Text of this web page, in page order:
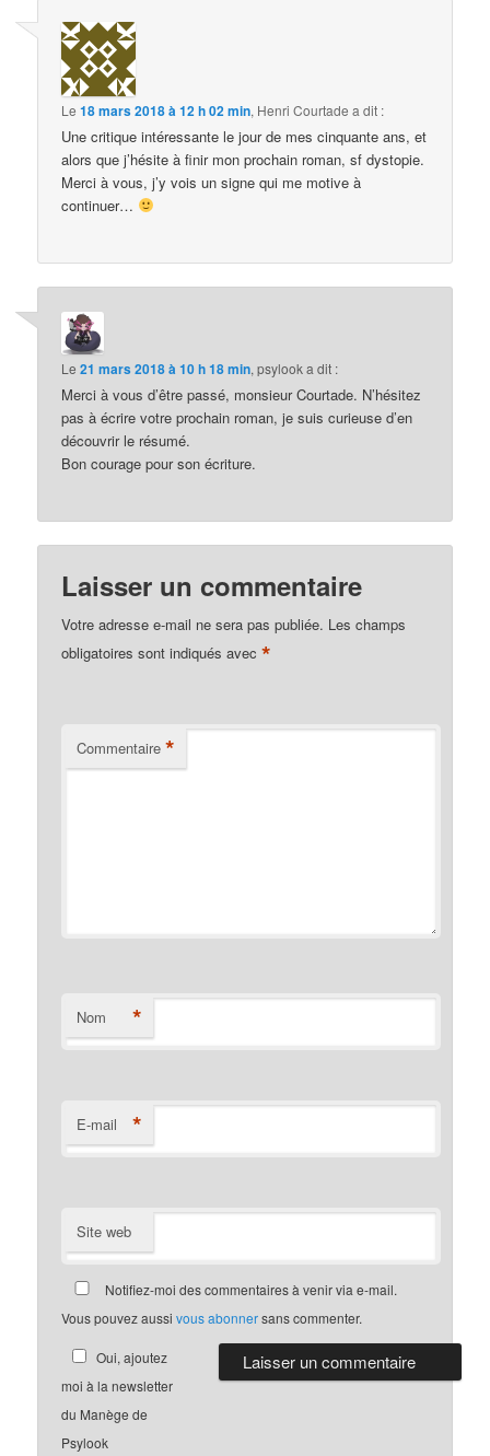
Le18 mars 2018 à 12 h 02 min, Henri Courtade a dit :
Une critique intéressante le jour de mes cinquante ans, et
alors que j’hésite à finir mon prochain roman, sf dystopie.
Merci à vous, j’y vois un signe qui me motive à
continuer…
Le21 mars 2018 à 10 h 18 min,psylooka dit :
Merci à vous d’être passé, monsieur Courtade. N’hésitez
pas à écrire votre prochain roman, je suis curieuse d’en
découvrir le résumé.
Bon courage pour son écriture.
Laisser un commentaire
Votre adresse e-mail ne sera pas publiée. Les champs
obligatoires sont indiqués avec*
Commentaire *
Nom *
E-mail *
Site web
Notifiez-moi des commentaires à venir via e-mail.
Vous pouvez aussivous abonnersans commenter.
Oui, ajoutez
moi à la newsletter
du Manège de
Psylook